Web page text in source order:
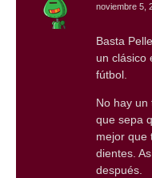
noviembre 5,
Basta
un clásico
fútbol.
No hay un
que sepa
mejor que
dientes.
después.